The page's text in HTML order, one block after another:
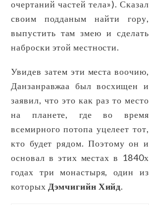
очертаний частей тела»). Сказал
своим подданым найти гору,
выпустить там змею и сделать
наброски этой местности.
Увидев затем эти места воочию,
Данзанравжаа был восхищен и
заявил, что это как раз то место
на планете, где во время
всемирного потопа уцелеет тот,
кто будет рядом. Поэтому он и
основал в этих местах в 1840х
годах три монастыря, один из
которых Дэмчигийн Хийд.